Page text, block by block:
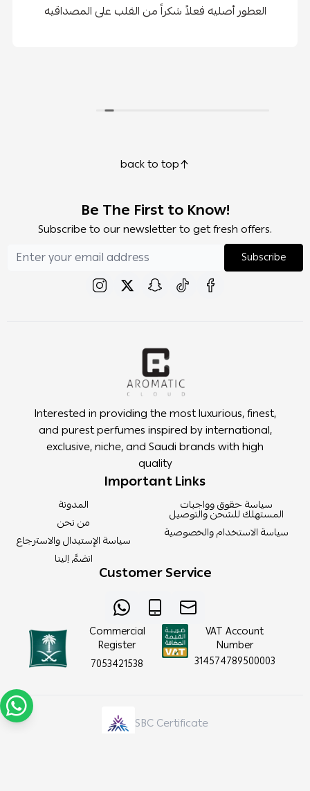
العطور أصليه فعلاً شكراً من القلب على المصداقيه
back to top
Be The First to Know!
Subscribe to our newsletter to get fresh offers.
Subscribe
Interested in providing the most luxurious, finest,
and purest perfumes inspired by international,
exclusive, niche, and Saudi brands with high
quality
Important Links
المدونة
من نحن
سياسة الإستبدال والاسترجاع
انضمَّ إلينا
سياسة حقوق وواجبات
المستهلك للشحن والتوصيل
سياسة الاستخدام والخصوصية
Customer Service
Commercial
Register
7053421538
VAT Account
Number
314574789500003
SBC Certificate